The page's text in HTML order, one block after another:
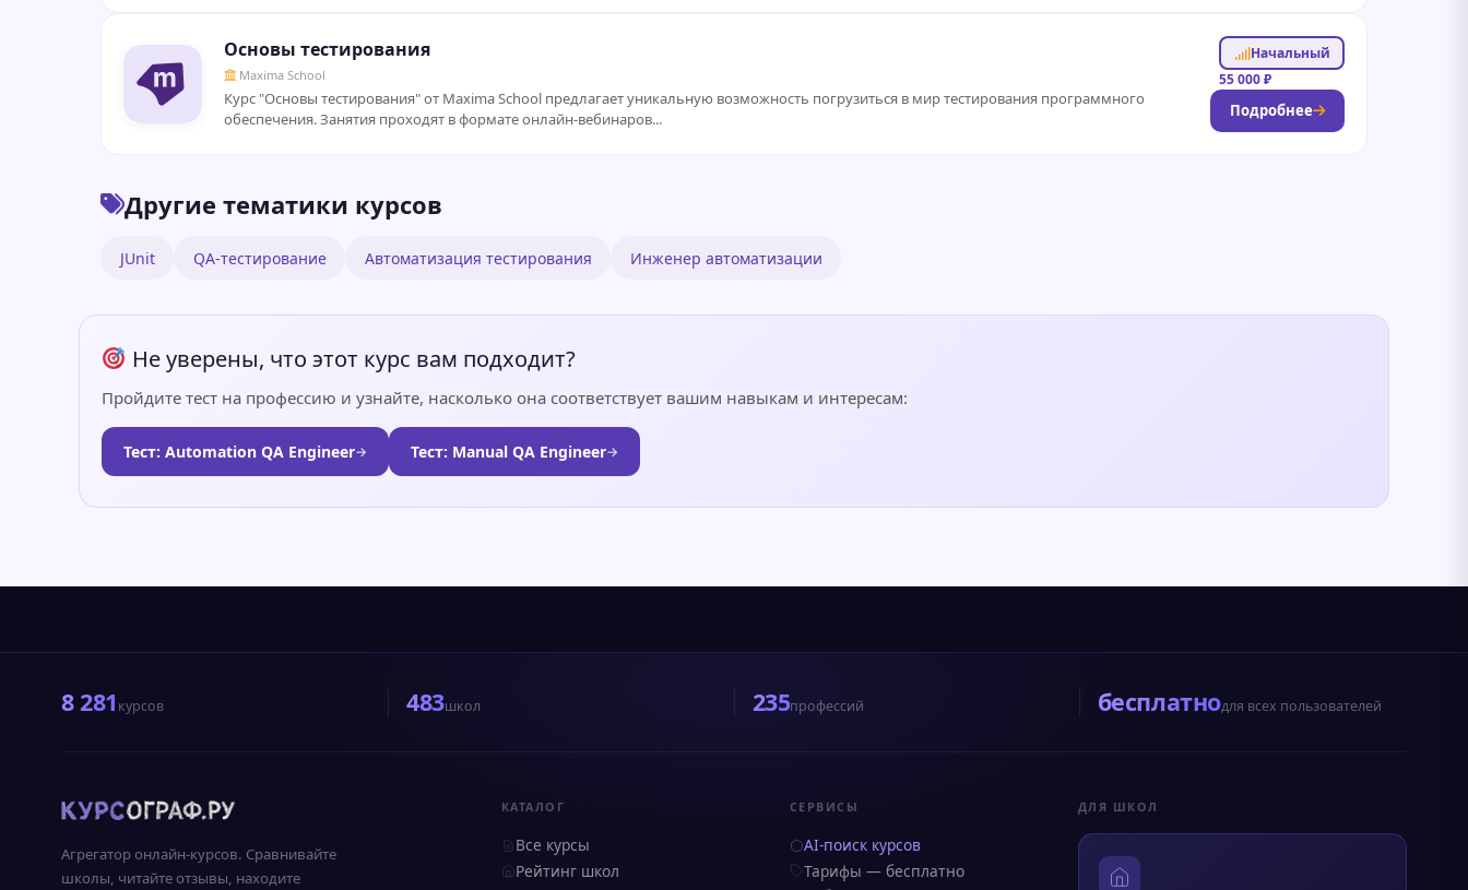
Основы тестирования
Maxima School
Курс "Основы тестирования" от Maxima School предлагает уникальную возможность погрузиться в мир тестирования программного
обеспечения. Занятия проходят в формате онлайн-вебинаров...
Начальный
55 000 ₽
Подробнее
Другие тематики курсов
JUnit QA-тестирование Автоматизация тестирования Инженер автоматизации
Не уверены, что этот курс вам подходит?
Пройдите тест на профессию и узнайте, насколько она соответствует вашим навыкам и интересам:
Тест: Automation QA Engineer→ Тест: Manual QA Engineer→
8 281 курсов 483школ 235профессий бесплатнодля всех пользователей
Агрегатор онлайн-курсов. Сравнивайте
школы, читайте отзывы, находите
КАТАЛОГ
Все курсы
Рейтинг школ
СЕРВИСЫ
AI-поиск курсов
Тарифы — бесплатно
ДЛЯ ШКОЛ